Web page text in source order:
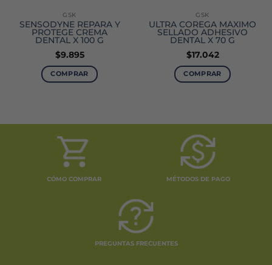
GSK
SENSODYNE REPARA Y
PROTEGE CREMA
DENTAL X 100 G
$9.895
COMPRAR
GSK
ULTRA COREGA MÁXIMO
SELLADO ADHESIVO
DENTAL X 70 G
$17.042
COMPRAR
CÓMO COMPRAR MÉTODOS DE PAGO
PREGUNTAS FRECUENTES